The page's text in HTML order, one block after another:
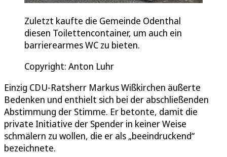
Zuletzt kaufte die Gemeinde Odenthal
diesen Toilettencontainer, um auch ein
barrierearmes WC zu bieten.
Copyright: Anton Luhr
Einzig CDU-Ratsherr Markus Wißkirchen äußerte
Bedenken und enthielt sich bei der abschließenden
Abstimmung der Stimme. Er betonte, damit die
private Initiative der Spender in keiner Weise
schmälern zu wollen, die er als „beeindruckend“
bezeichnete.